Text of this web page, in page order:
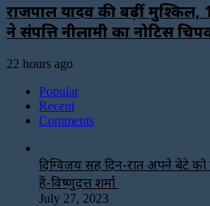
राजपाल यादव की बढ़ीं मुश्किलें,
ने संपत्ति नीलामी का नोटिस
22 hours ago
Popular
Recent
Comments
दिग्विजय सिंह दिन-रात अपने बेटे
हैं-विष्णुदत्त शर्मा
July 27, 2023